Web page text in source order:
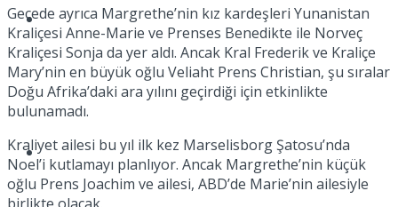
Müzik
Sinema
Gecede ayrıca Margrethe’nin kız kardeşleri Yunanistan
Kraliçesi Anne-Marie ve Prenses Benedikte ile Norveç
Kraliçesi Sonja da yer aldı. Ancak Kral Frederik ve Kraliçe
Mary’nin en büyük oğlu Veliaht Prens Christian, şu sıralar
Doğu Afrika’daki ara yılını geçirdiği için etkinlikte
bulunamadı.
Kraliyet ailesi bu yıl ilk kez Marselisborg Şatosu’nda
Noel’i kutlamayı planlıyor. Ancak Margrethe’nin küçük
oğlu Prens Joachim ve ailesi, ABD’de Marie’nin ailesiyle